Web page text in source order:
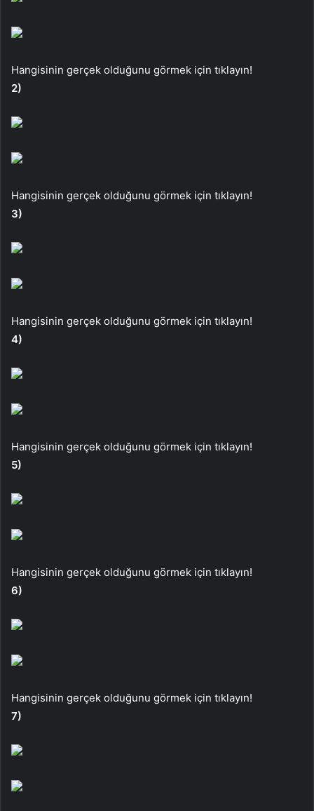
Hangisinin gerçek olduğunu görmek için tıklayın!
2)
Hangisinin gerçek olduğunu görmek için tıklayın!
3)
Hangisinin gerçek olduğunu görmek için tıklayın!
4)
Hangisinin gerçek olduğunu görmek için tıklayın!
5)
Hangisinin gerçek olduğunu görmek için tıklayın!
6)
Hangisinin gerçek olduğunu görmek için tıklayın!
7)